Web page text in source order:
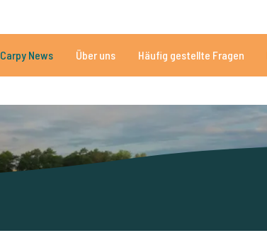
Carpy News Über uns Häufig gestellte Fragen